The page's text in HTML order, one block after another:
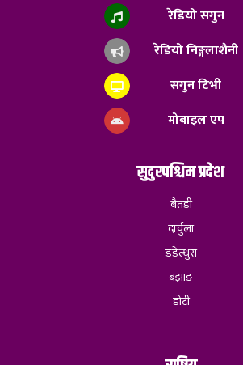
रेडियो सगुन
रेडियो निङ्गलाशैनी
सगुन टिभी
मोबाइल एप
सुदुरपश्चिम प्रदेश
बैतडी
दार्चुला
डडेल्धुरा
बझाङ
डोटी